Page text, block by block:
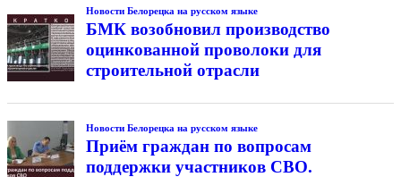
Новости Белорецка на русском языке
БМК возобновил производство
оцинкованной проволоки для
строительной отрасли
Новости Белорецка на русском языке
Приём граждан по вопросам
поддержки участников СВО.